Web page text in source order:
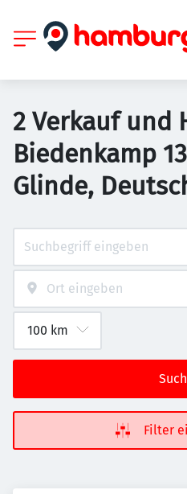
2 Verkauf und
Biedenkamp
Glinde,
Filter